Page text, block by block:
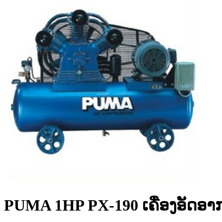
PUMA 1HP PX-190 ເຄື່ອງອັດອາ